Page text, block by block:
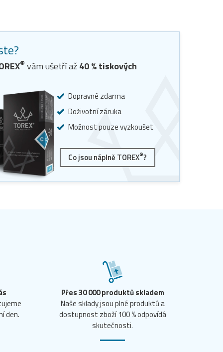
® vám ušetří až40% tiskových
Dopravné zdarma
Doživotní záruka
Možnost pouze vyzkoušet
Co jsou náplně TOREX®?
den.
Přes 30 000 produktů skladem
Naše sklady jsou plné produktů a
dostupnost zboží 100 % odpovídá
skutečnosti.